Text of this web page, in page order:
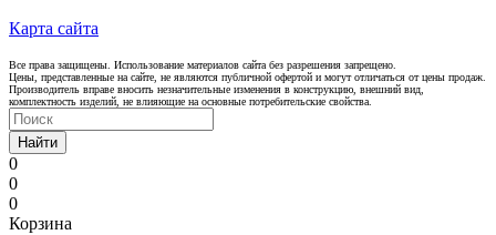
Карта сайта
Все права защищены. Использование материалов сайта без разрешения запрещено.
Цены, представленные на сайте, не являются публичной офертой и могут отличаться от цены продаж.
Производитель вправе вносить незначительные изменения в конструкцию, внешний вид,
комплектность изделий, не влияющие на основные потребительские свойства.
Найти
0
0
0
Корзина